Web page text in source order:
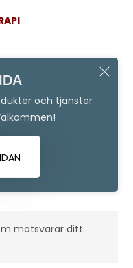
och tjänster
motsvarar ditt